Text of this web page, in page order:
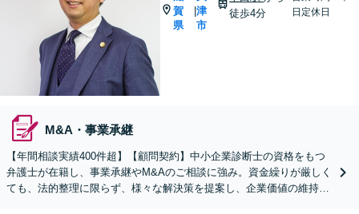
賀
県
津
市
徒歩4分
日定休日
M&A・事業承継
【年間相談実績400件超】【顧問契約】中小企業診断士の資格をもつ
弁護士が在籍し、事業承継やM&Aのご相談に強み。資金繰りが厳しく
ても、法的整理に限らず、様々な解決策を提案し、企業価値の維持・